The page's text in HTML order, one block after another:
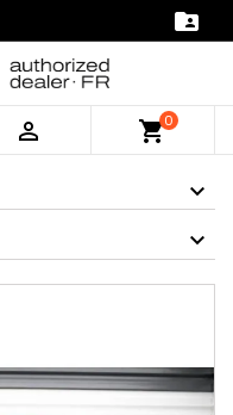

 shopping_cart0